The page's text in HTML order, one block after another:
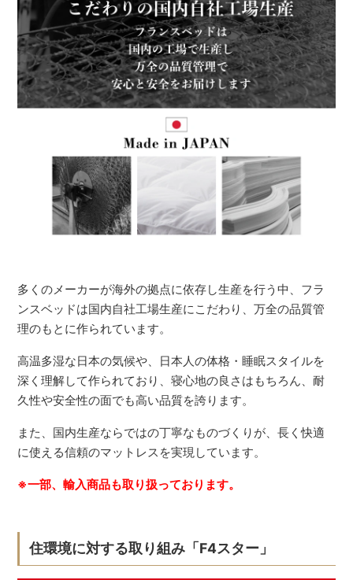
多くのメーカーが海外の拠点に依存し生産を行う中、フラ
ンスベッドは国内自社工場生産にこだわり、万全の品質管
理のもとに作られています。
高温多湿な日本の気候や、日本人の体格・睡眠スタイルを
深く理解して作られており、寝心地の良さはもちろん、耐
久性や安全性の面でも高い品質を誇ります。
また、国内生産ならではの丁寧なものづくりが、長く快適
に使える信頼のマットレスを実現しています。
※一部、輸入商品も取り扱っております。
住環境に対する取り組み「F4スター」